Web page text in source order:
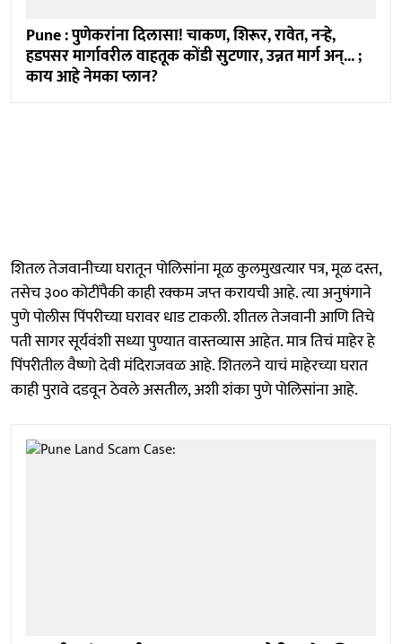
Pune : पुणेकरांना दिलासा! चाकण, शिरूर, रावेत, नऱ्हे,
हडपसर मार्गावरील वाहतूक कोंडी सुटणार, उन्नत मार्ग अन्... ;
काय आहे नेमका प्लान?
शितल तेजवानीच्या घरातून पोलिसांना मूळ कुलमुखत्यार पत्र, मूळ दस्त,
तसेच ३०० कोटींपैकी काही रक्कम जप्त करायची आहे. त्या अनुषंगाने
पुणे पोलीस पिंपरीच्या घरावर धाड टाकली. शीतल तेजवानी आणि तिचे
पती सागर सूर्यवंशी सध्या पुण्यात वास्तव्यास आहेत. मात्र तिचं माहेर हे
पिंपरीतील वैष्णो देवी मंदिराजवळ आहे. शितलने याचं माहेरच्या घरात
काही पुरावे दडवून ठेवले असतील, अशी शंका पुणे पोलिसांना आहे.